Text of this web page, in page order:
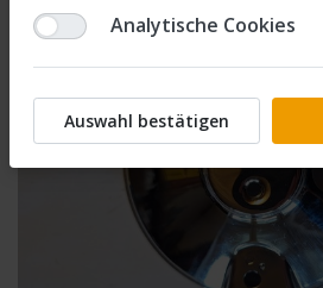
Analytische Cookies
Auswahl bestätigen